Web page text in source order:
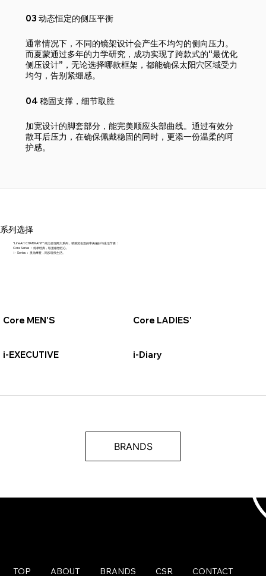
03 动态恒定的侧压平衡
通常情况下，不同的镜架设计会产生不均匀的侧向压力。
而夏蒙通过多年的力学研究，成功实现了跨款式的“最优化
侧压设计”，无论选择哪款框架，都能确保太阳穴区域受力
均匀，告别紧绷感。
04 稳固支撑，细节取胜
加宽设计的脚套部分，能完美顺应头部曲线。通过有效分
散耳后压力，在确保佩戴稳固的同时，更添一份温柔的呵
护感。
系列选择
“LineArt CHARMANT” 倾力呈现两大系列，精准契合您的审美偏好与生活节奏：
Core Series： 传承经典，彰显极致匠心。
i・Series： 灵动摩登，同步现代生活。
Core MEN'S Core LADIES'
i-EXECUTIVE i-Diary
BRANDS
TOP ABOUT BRANDS CSR CONTACT